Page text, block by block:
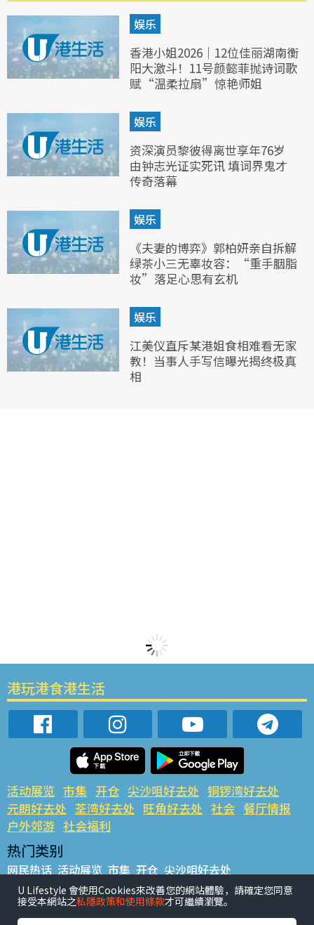
娱乐
香港小姐2026｜12位佳丽湖南衡
阳大激斗！11号颜懿菲抛诗词歌
赋“温柔拉扇”惊艳师姐
娱乐
资深演员黎彼得离世享年76岁
由钟志光证实死讯 填词界鬼才
传奇落幕
娱乐
《夫妻的博弈》郭柏妍亲自拆解
绿茶小三无辜妆容：“重手胭脂
妆”落足心思有玄机
娱乐
江美仪直斥某港姐食相难看无家
教！当事人手写信曝光揭终极真
相
港玩港食港生活
活动展览 市集 开仓 尖沙咀好去处 铜锣湾好去处
元朗好去处 荃湾好去处 旺角好去处 社会 餐厅情报
户外郊游 社会福利
热门类别
网民热话 活动展览 市集 开仓 尖沙咀好去处
铜锣湾好去处 元朗好去处 荃湾好去处 旺角好去处 社会
餐厅情报 户外郊游
U Lifestyle 會使用Cookies來改善您的網站體驗，請確定您同意
接受本網站之私隱政策和使用條款才可繼續瀏覽。